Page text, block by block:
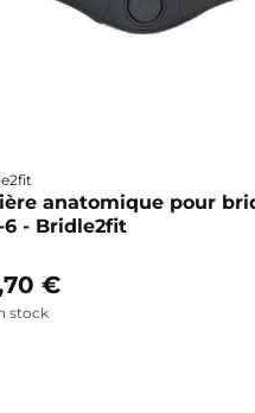
anatomique pour
6 - Bridle2fit
€
stock